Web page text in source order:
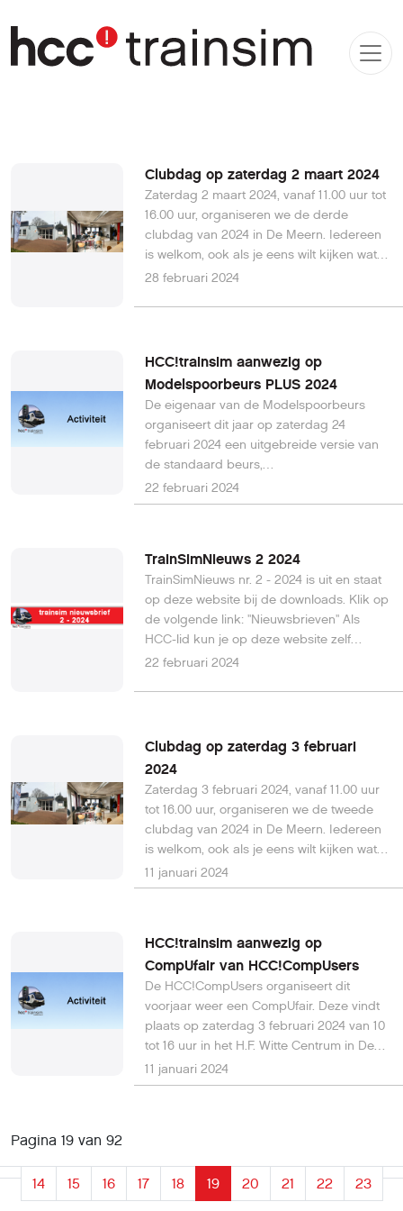
Clubdag op zaterdag 2 maart 2024
Zaterdag 2 maart 2024, vanaf 11.00 uur tot
16.00 uur, organiseren we de derde
clubdag van 2024 in De Meern. Iedereen
is welkom, ook als je eens wilt kijken wat
we allemaal op onze clubdag doen. Rond
World 4 editor. Dit artikel wordt wanneer
nodig aangevuld en is op 28 februari 2024
bijgewerkt met actuele informatie.
28 februari 2024
HCC!trainsim aanwezig op
Modelspoorbeurs PLUS 2024
De eigenaar van de Modelspoorbeurs
organiseert dit jaar op zaterdag 24
februari 2024 een uitgebreide versie van
de standaard beurs,
genaamd Modelspoorbeurs PLUS in de
bekende locatie Expo Houten. In zaal 1A is
met een eigen stand. Wij zullen
demonstraties van treinsimulatiesoftware
verzorgen.
22 februari 2024
TrainSimNieuws 2 2024
TrainSimNieuws nr. 2 - 2024 is uit en staat
op deze website bij de downloads. Klik op
de volgende link: "Nieuwsbrieven" Als
HCC-lid kun je op deze website zelf
regelen welke nieuwsbrieven je van de
instructies hoe je je kunt aan- en afmelden
voor onze nieuwsbrief of de overige
nieuwsbrieven van de HCC.
22 februari 2024
Clubdag op zaterdag 3 februari
2024
Zaterdag 3 februari 2024, vanaf 11.00 uur
tot 16.00 uur, organiseren we de tweede
clubdag van 2024 in De Meern. Iedereen
is welkom, ook als je eens wilt kijken wat
we allemaal op onze clubdag doen.
11 januari 2024
HCC!trainsim aanwezig op
CompUfair van HCC!CompUsers
De HCC!CompUsers organiseert dit
voorjaar weer een CompUfair. Deze vindt
plaats op zaterdag 3 februari 2024 van 10
tot 16 uur in het H.F. Witte Centrum in De
Bilt, Henri Dunantplein 4. De CompUfair
biedt de bezoekers demonstraties van de
CompUfair. Meer informatie op de website
van de HCC!CompUsers. Dit artikel is op 11
januari 2024 bijgewerkt met actuele
11 januari 2024
Pagina 19 van 92
14 15 16 17 18 19 20 21 22 23